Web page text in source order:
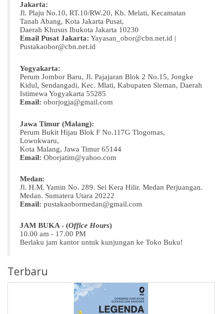
Jakarta:
Jl. Plaju No.10, RT.10/RW.20, Kb. Melati, Kecamatan
Tanah Abang, Kota Jakarta Pusat,
Daerah Khusus Ibukota Jakarta 10230
Email Pusat Jakarta: Yayasan_obor@cbn.net.id |
Pustakaobor@cbn.net.id
Yogyakarta:
Perum Jombor Baru, Jl. Pajajaran Blok 2 No.15, Jongke
Kidul, Sendangadi, Kec. Mlati, Kabupaten Sleman, Daerah
Istimewa Yogyakarta 55285
Email: oborjogja@gmail.com
Jawa Timur (Malang):
Perum Bukit Hijau Blok F No.117G Tlogomas,
Lowokwaru,
Kota Malang, Jawa Timur 65144
Email: Oborjatim@yahoo.com
Medan:
Jl. H.M. Yamin No. 289. Sei Kera Hilir. Medan Perjuangan.
Medan. Sumatera Utara 20222
Email: pustakaobormedan@gmail.com
JAM BUKA - (Office Hours)
10.00 am - 17.00 PM
Berlaku jam kantor untuk kunjungan ke Toko Buku!
Terbaru